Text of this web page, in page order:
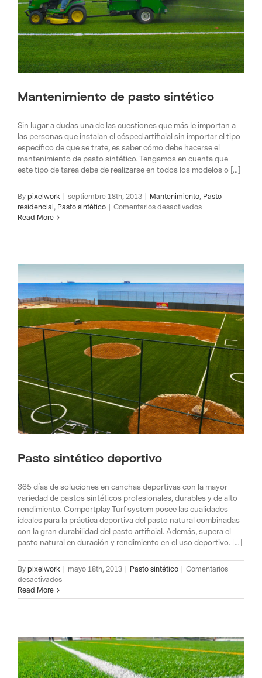
Mantenimiento de pasto sintético
Sin lugar a dudas una de las cuestiones que más le importan a
las personas que instalan el césped artificial sin importar el tipo
específico de que se trate, es saber cómo debe hacerse el
mantenimiento de pasto sintético. Tengamos en cuenta que
este tipo de tarea debe de realizarse en todos los modelos o [...]
By pixelwork septiembre 18th, 2013 Mantenimiento, Pasto
residencial, Pasto sintético Comentarios desactivadosen
de
Read More
Pasto sintético deportivo
365 días de soluciones en canchas deportivas con la mayor
variedad de pastos sintéticos profesionales, durables y de alto
rendimiento. Comportplay Turf system posee las cualidades
ideales para la práctica deportiva del pasto natural combinadas
con la gran durabilidad del pasto artificial. Además, supera el
pasto natural en duración y rendimiento en el uso deportivo. [...]
By pixelwork | mayo 18th, 2013 | Pasto sintético | Comentarios
desactivadosen
sintético
Read More